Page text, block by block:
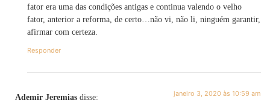
fator era uma das condições antigas e continua valendo o velho
fator, anterior a reforma, de certo…não vi, não li, ninguém garantir,
afirmar com certeza.
Responder
Ademir Jeremias disse: janeiro 3, 2020 às 10:59 am